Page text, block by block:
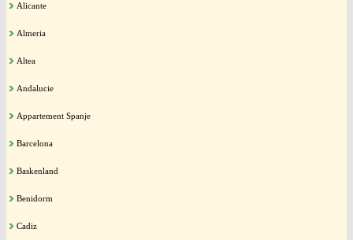
Alicante
Almeria
Altea
Andalucie
Appartement Spanje
Barcelona
Baskenland
Benidorm
Cadiz